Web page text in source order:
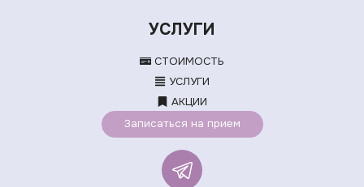
УСЛУГИ
СТОИМОСТЬ
УСЛУГИ
АКЦИИ
Записаться на прием